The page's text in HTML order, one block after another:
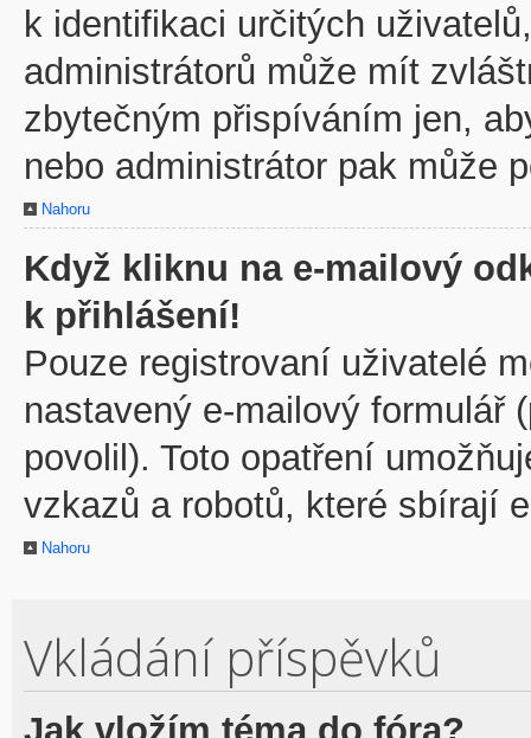
k identifikaci určitých
administrátorů může mít
zbytečným přispíváním jen,
nebo administrátor pak může
Nahoru
Když kliknu na e-mailový
k přihlášení!
Pouze registrovaní uživatelé
nastavený e-mailový formulář
povolil). Toto opatření
vzkazů a robotů, které sbírají
Nahoru
Vkládání příspěvků